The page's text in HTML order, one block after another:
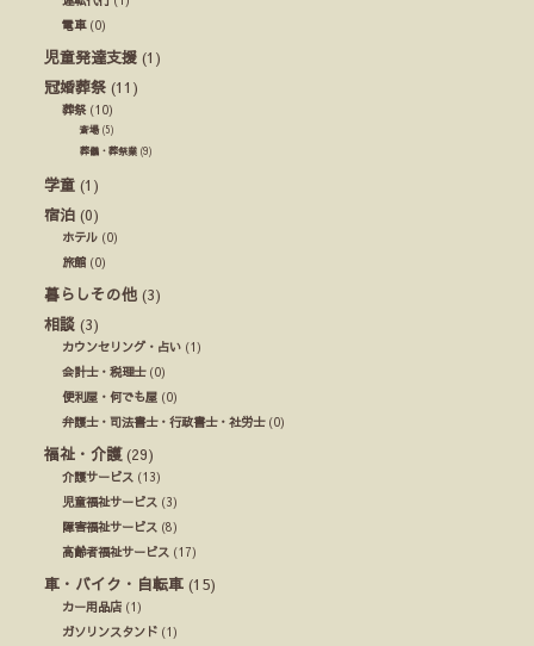
電車(0)
児童発達支援 (1)
冠婚葬祭 (11)
葬祭(10)
斎場(5)
葬儀・葬祭業 (9)
学童 (1)
宿泊 (0)
ホテル (0)
旅館 (0)
暮らしその他 (3)
相談 (3)
カウンセリング・占い (1)
会計士・税理士(0)
便利屋・何でも屋 (0)
弁護士・司法書士・行政書士・社労士(0)
福祉・介護(29)
介護サービス (13)
児童福祉サービス (3)
障害福祉サービス (8)
高齢者福祉サービス (17)
車・バイク・自転車 (15)
カー用品店 (1)
ガソリンスタンド (1)